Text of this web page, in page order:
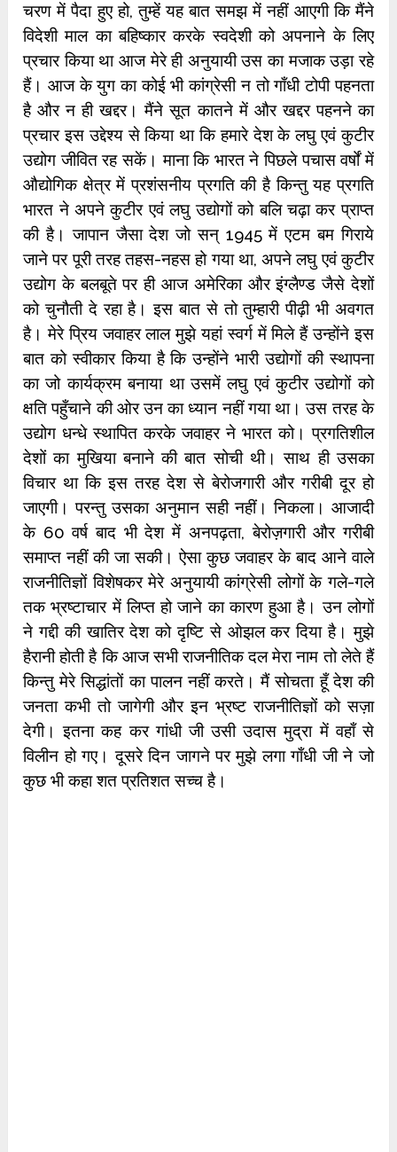
चरण में पैदा हुए हो, तुम्हें यह बात समझ में नहीं आएगी कि मैंने
विदेशी माल का बहिष्कार करके स्वदेशी को अपनाने के लिए
प्रचार किया था आज मेरे ही अनुयायी उस का मजाक उड़ा रहे
हैं। आज के युग का कोई भी कांग्रेसी न तो गाँधी टोपी पहनता
है और न ही खद्दर। मैंने सूत कातने में और खद्दर पहनने का
प्रचार इस उद्देश्य से किया था कि हमारे देश के लघु एवं कुटीर
उद्योग जीवित रह सकें। माना कि भारत ने पिछले पचास वर्षों में
औद्योगिक क्षेत्र में प्रशंसनीय प्रगति की है किन्तु यह प्रगति
भारत ने अपने कुटीर एवं लघु उद्योगों को बलि चढ़ा कर प्राप्त
की है। जापान जैसा देश जो सन् 1945 में एटम बम गिराये
जाने पर पूरी तरह तहस-नहस हो गया था, अपने लघु एवं कुटीर
उद्योग के बलबूते पर ही आज अमेरिका और इंग्लैण्ड जैसे देशों
को चुनौती दे रहा है। इस बात से तो तुम्हारी पीढ़ी भी अवगत
है। मेरे प्रिय जवाहर लाल मुझे यहां स्वर्ग में मिले हैं उन्होंने इस
बात को स्वीकार किया है कि उन्होंने भारी उद्योगों की स्थापना
का जो कार्यक्रम बनाया था उसमें लघु एवं कुटीर उद्योगों को
क्षति पहुँचाने की ओर उन का ध्यान नहीं गया था। उस तरह के
उद्योग धन्धे स्थापित करके जवाहर ने भारत को। प्रगतिशील
देशों का मुखिया बनाने की बात सोची थी। साथ ही उसका
विचार था कि इस तरह देश से बेरोजगारी और गरीबी दूर हो
जाएगी। परन्तु उसका अनुमान सही नहीं। निकला। आजादी
के 60 वर्ष बाद भी देश में अनपढ़ता, बेरोज़गारी और गरीबी
समाप्त नहीं की जा सकी। ऐसा कुछ जवाहर के बाद आने वाले
राजनीतिज्ञों विशेषकर मेरे अनुयायी कांग्रेसी लोगों के गले-गले
तक भ्रष्टाचार में लिप्त हो जाने का कारण हुआ है। उन लोगों
ने गद्दी की खातिर देश को दृष्टि से ओझल कर दिया है। मुझे
हैरानी होती है कि आज सभी राजनीतिक दल मेरा नाम तो लेते हैं
किन्तु मेरे सिद्धांतों का पालन नहीं करते। मैं सोचता हूँ देश की
जनता कभी तो जागेगी और इन भ्रष्ट राजनीतिज्ञों को सज़ा
देगी। इतना कह कर गांधी जी उसी उदास मुद्रा में वहाँ से
विलीन हो गए। दूसरे दिन जागने पर मुझे लगा गाँधी जी ने जो
कुछ भी कहा शत प्रतिशत सच्च है।